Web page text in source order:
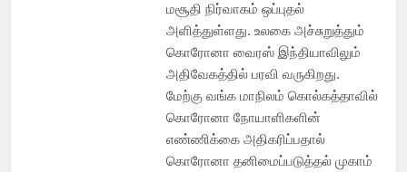
மசூதி நிர்வாகம் ஒப்புதல்
அளித்துள்ளது. உலகை அச்சுறுத்தும்
கொரோனா வைரஸ் இந்தியாவிலும்
அதிவேகத்தில் பரவி வருகிறது.
மேற்கு வங்க மாநிலம் கொல்கத்தாவில்
கொரோனா நோயாளிகளின்
எண்ணிக்கை அதிகரிப்பதால்
கொரோனா தனிமைப்படுத்தல் முகாம்